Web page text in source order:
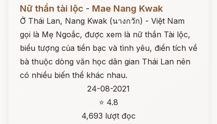
Nữ thần tài lộc - Mae Nang Kwak
Ở Thái Lan, Nang Kwak (นางกวัก) - Việt Nam
gọi là Mẹ Ngoắc, được xem là nữ thần Tài lộc,
biểu tượng của tiền bạc và tình yêu, điển tích về
bà thuộc dòng văn học dân gian Thái Lan nên
có nhiều biến thể khác nhau.
24-08-2021
⭐ 4.8
4,693 lượt đọc